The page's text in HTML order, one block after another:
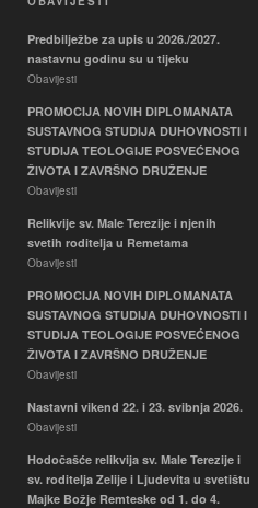
Predbilježbe za upis u 2026./2027.
nastavnu godinu su u tijeku
Obavijesti
PROMOCIJA NOVIH DIPLOMANATA
SUSTAVNOG STUDIJA DUHOVNOSTI I
STUDIJA TEOLOGIJE POSVEĆENOG
ŽIVOTA I ZAVRŠNO DRUŽENJE
Obavijesti
Relikvije sv. Male Terezije i njenih
svetih roditelja u Remetama
Obavijesti
PROMOCIJA NOVIH DIPLOMANATA
SUSTAVNOG STUDIJA DUHOVNOSTI I
STUDIJA TEOLOGIJE POSVEĆENOG
ŽIVOTA I ZAVRŠNO DRUŽENJE
Obavijesti
Nastavni vikend 22. i 23. svibnja 2026.
Obavijesti
Hodočašće relikvija sv. Male Terezije i
sv. roditelja Zelije i Ljudevita u svetištu
Majke Božje Remteske od 1. do 4.